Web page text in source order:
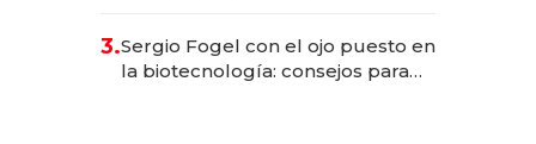
anticipación y prepara apertura
3.Sergio Fogel con el ojo puesto en
la biotecnología: consejos para